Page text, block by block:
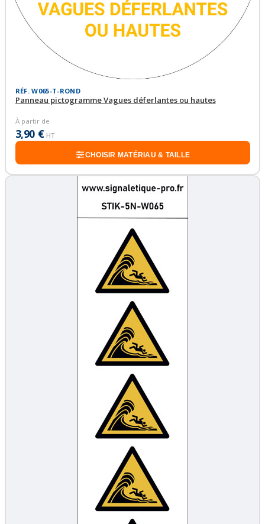
RÉF. W065-T-ROND
Panneau pictogramme Vagues déferlantes ou hautes
À partir de
3,90 € HT
CHOISIR MATÉRIAU & TAILLE